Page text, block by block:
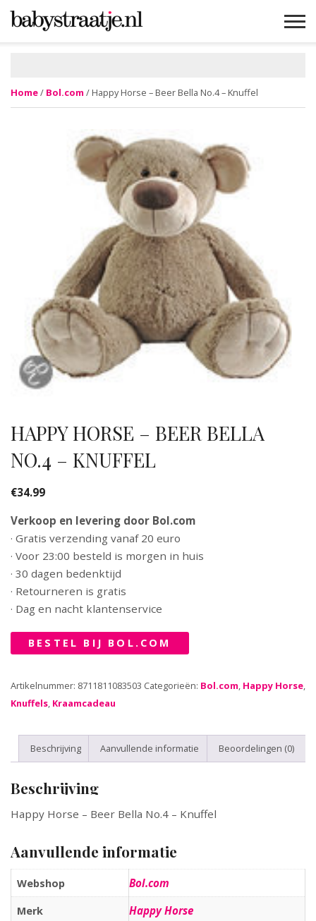
Home/ Bol.com / Happy Horse – Beer Bella No.4 – Knuffel
HAPPY HORSE – BEER BELLA
NO.4 – KNUFFEL
€34.99
Verkoop en levering door Bol.com
· Gratis verzending vanaf 20 euro
· Voor 23:00 besteld is morgen in huis
· 30 dagen bedenktijd
· Retourneren is gratis
· Dag en nacht klantenservice
BESTEL BIJ BOL.COM
Artikelnummer: 8711811083503 Categorieën: Bol.com, Happy Horse,
Knuffels, Kraamcadeau
Beschrijving Aanvullende informatie Beoordelingen (0)
Beschrijving
Happy Horse – Beer Bella No.4 – Knuffel
Aanvullende informatie
Webshop Bol.com
Merk Happy Horse